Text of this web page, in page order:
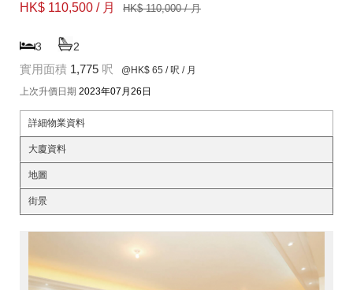
HK$ 110,500 / 月
HK$ 110,000 / 月
3 2
實用面積 1,775 呎 @HK$ 65 / 呎 / 月
上次升價日期 2023年07月26日
詳細物業資料
大廈資料
地圖
街景